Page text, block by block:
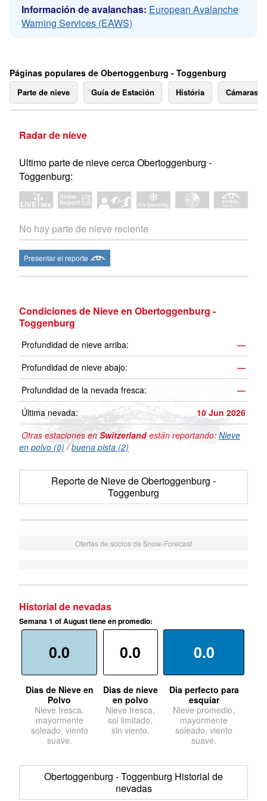
Información de avalanchas: European Avalanche
Warning Services (EAWS)
Páginas populares de Obertoggenburg - Toggenburg
Parte de nieve Guía de Estación História Cámaras
Radar de nieve
Ultimo parte de nieve cerca Obertoggenburg -
Toggenburg:
No hay parte de nieve reciente
Presentar el reporte
Condiciones de Nieve en Obertoggenburg -
Toggenburg
Profundidad de nieve arriba:
—
Profundidad de nieve abajo:
—
Profundidad de la nevada fresca:
—
Última nevada:
10 Jun 2026
Otras estaciones enSwitzerlandestán reportando: Nieve
en polvo (0) /buena pista (2)
Reporte de Nieve de Obertoggenburg -
Toggenburg
Ofertas de socios de Snow-Forecast
Historial de nevadas
Semana 1 of August tiene en promedio:
0.0
Dias de Nieve en
Polvo
Nieve fresca,
mayormente
soleado, viento
suave.
0.0
Dias de nieve
en polvo
Nieve fresca,
sol limitado,
sin viento.
0.0
Dia perfecto para
esquiar
Nieve promedio,
mayormente
soleado, viento
suave.
Obertoggenburg - Toggenburg Historial de
nevadas